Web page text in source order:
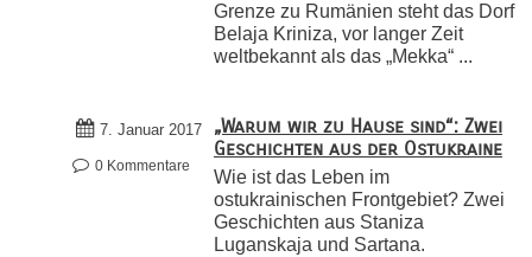
Grenze zu Rumänien steht das Dorf
Belaja Kriniza, vor langer Zeit
weltbekannt als das „Mekka“ ...
7. Januar 2017
0 Kommentare
„Warum wir zu Hause sind“: Zwei
Geschichten aus der Ostukraine
Wie ist das Leben im
ostukrainischen Frontgebiet? Zwei
Geschichten aus Staniza
Luganskaja und Sartana.